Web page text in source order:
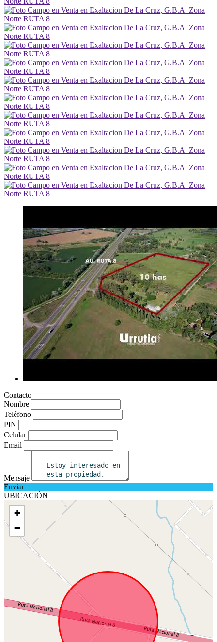
Contacto
Nombre
Teléfono
PIN
Celular
Email
Mensaje
Enviar
UBICACIÓN
+
−